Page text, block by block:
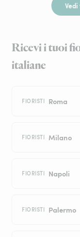
Ricevi i tuoi
italiane
FIORISTI Roma
FIORISTI Milano
FIORISTI Napoli
FIORISTI Palermo